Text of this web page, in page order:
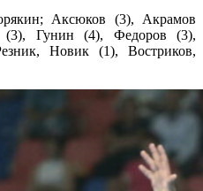
Аксюков (3), Акрамов
Гунин (4), Федоров (3),
Новик (1), Востриков,